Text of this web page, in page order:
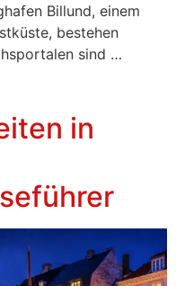
Billund, einem
bestehen
sind …
in